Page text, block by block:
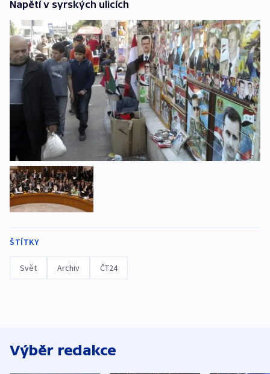
Napětí v syrských ulicích
ŠTÍTKY
Svět Archiv ČT24
Výběr redakce